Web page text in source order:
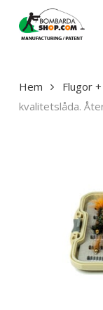
main
Cart
Hem Flugor
kvalitetslåda.